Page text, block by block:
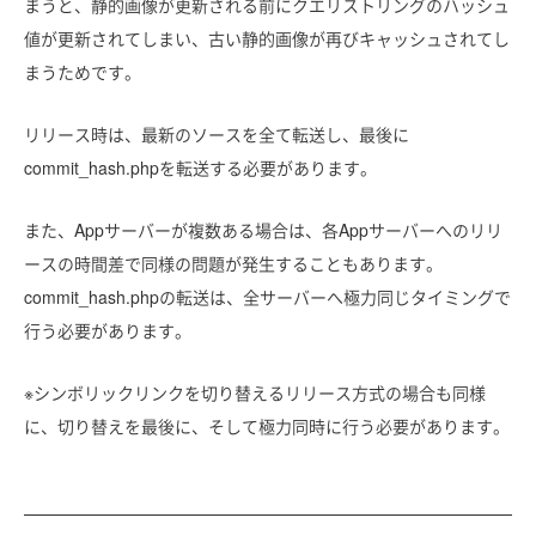
値が更新されてしまい、古い静的画像が再びキャッシュされてし
まうためです。
リリース時は、最新のソースを全て転送し、最後に
commit_hash.phpを転送する必要があります。
また、Appサーバーが複数ある場合は、各Appサーバーへのリリ
ースの時間差で同様の問題が発生することもあります。
commit_hash.phpの転送は、全サーバーへ極力同じタイミングで
行う必要があります。
※シンボリックリンクを切り替えるリリース方式の場合も同様
に、切り替えを最後に、そして極力同時に行う必要があります。